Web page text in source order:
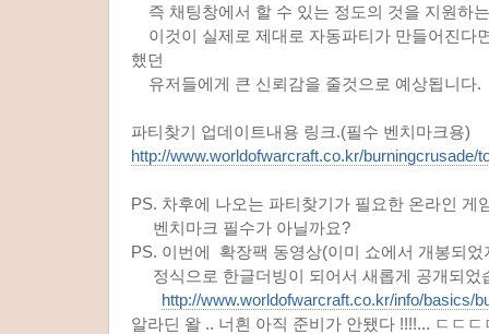
즉 채팅창에서 할 수 있는 정도의 것을 지원하
이것이 실제로 제대로 자동파티가 만들어진다
했던
유저들에게 큰 신뢰감을 줄것으로 예상됩니다.
파티찾기 업데이트내용 링크.(필수 벤치마크용)
http://www.worldofwarcraft.co.kr/burningcrusade/
PS. 차후에 나오는 파티찾기가 필요한 온라인 게
벤치마크 필수가 아닐까요?
PS. 이번에 확장팩 동영상(이미 쇼에서 개봉되었
정식으로 한글더빙이 되어서 새롭게 공개되었
http://www.worldofwarcraft.co.kr/info/basics/
알라딘 왈 .. 너흰 아직 준비가 안됐다 !!!!... ㄷㄷㄷ